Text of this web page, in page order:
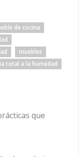
de cocina
muebles
total a la humedad
que